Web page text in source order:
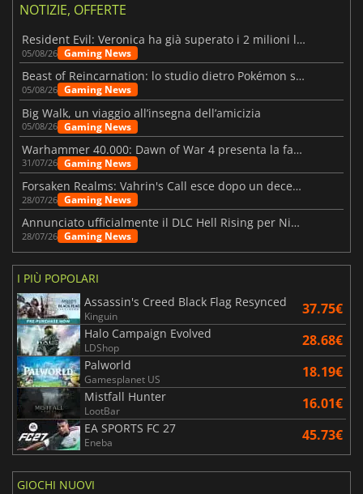
NOTIZIE, OFFERTE
Resident Evil: Veronica ha già superato i 2 milioni liste dei desideri
05/08/26 Gaming News
Beast of Reincarnation: lo studio dietro Pokémon su una nuova strada
05/08/26 Gaming News
Big Walk, un viaggio all’insegna dell’amicizia
05/08/26 Gaming News
Warhammer 40.000: Dawn of War 4 presenta la fazione dei Necron
31/07/26 Gaming News
Forsaken Realms: Vahrin's Call esce dopo un decennio di sviluppo
28/07/26 Gaming News
Annunciato ufficialmente il DLC Hell Rising per Nioh 3
28/07/26 Gaming News
I PIÙ POPOLARI
Assassin's Creed Black Flag Resynced
Kinguin 37.75€
Halo Campaign Evolved
LDShop 28.68€
Palworld
Gamesplanet US 18.19€
Mistfall Hunter
LootBar 16.01€
EA SPORTS FC 27
Eneba 45.73€
GIOCHI NUOVI